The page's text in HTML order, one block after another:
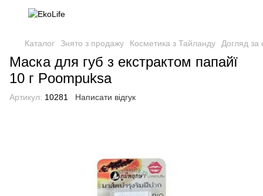
Каталог Знято з продажу Косметика з Тайланду Догляд за
Маска для губ з екстрактом папайї
10 г Poompuksa
Артикул: 10281 Написати відгук